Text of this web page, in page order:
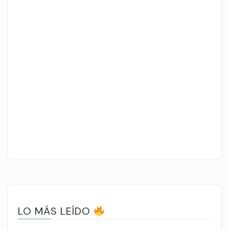
LO MÁS LEÍDO